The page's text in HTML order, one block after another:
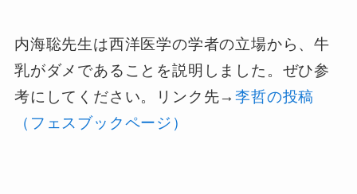
内海聡先生は西洋医学の学者の立場から、牛
乳がダメであることを説明しました。ぜひ参
考にしてください。リンク先→李哲の投稿
（フェスブックページ）